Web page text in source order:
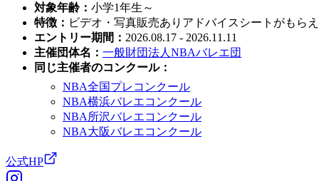
対象年齢 ： 小学1年生～
特徴 ： ビデオ・写真販売あり アドバイスシートがもら
エントリー期間 ： 2026.08.17 - 2026.11.11
主催団体名 ： 一般財団法人NBAバレエ団
同じ主催者のコンクール：
NBA全国プレコンクール
NBA横浜バレエコンクール
NBA所沢バレエコンクール
NBA大阪バレエコンクール
公式HP